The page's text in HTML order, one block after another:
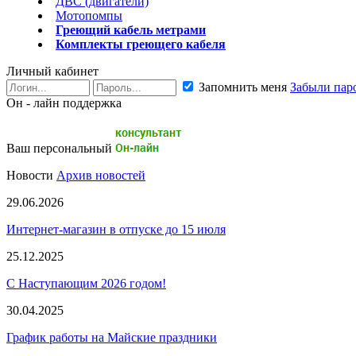
Мотопомпы
Греющий кабель метрами
Комплекты греющего кабеля
Личный кабинет
Запомнить меня Забыли
Он - лайн поддержка
Ваш персональный
Новости Архив новостей
29.06.2026
Интернет-магазин в отпуске до 15 июля
25.12.2025
С Наступающим 2026 годом!
30.04.2025
График работы на Майские праздники